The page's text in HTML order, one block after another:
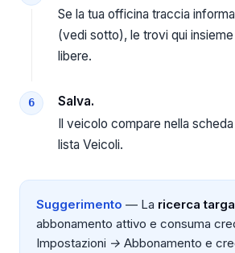
Se la tua officina traccia
(vedi sotto), le trovi qui
libere.
Salva.
Il veicolo compare nella
lista Veicoli.
Suggerimento — La ricerca targa
abbonamento attivo e consuma
Impostazioni → Abbonamento e